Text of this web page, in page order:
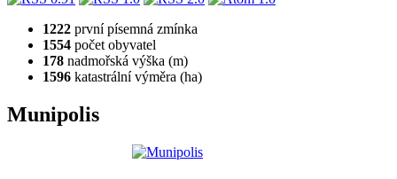
1222 první písemná zmínka
1554 počet obyvatel
178 nadmořská výška (m)
1596 katastrální výměra (ha)
Munipolis